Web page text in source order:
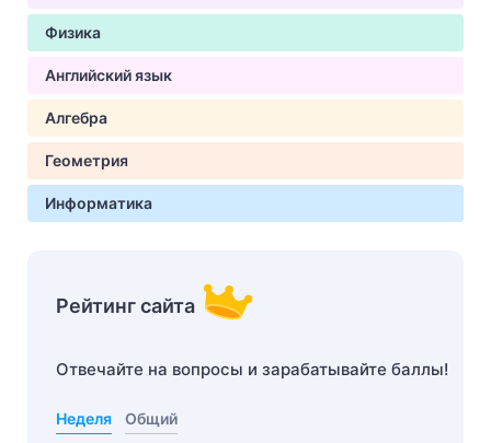
Физика
Английский язык
Алгебра
Геометрия
Информатика
Рейтинг сайта
Отвечайте на вопросы и зарабатывайте баллы!
Неделя Общий